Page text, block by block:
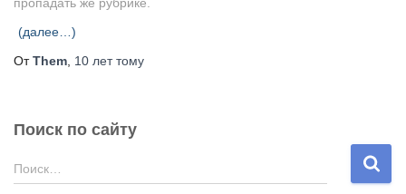
пропадать же рубрике.
(далее…)
ОтThem, 10 леттому
Поиск по сайту
Н
а
Поиск…